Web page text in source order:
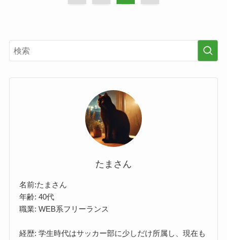
たまさん
名前:たまさん
年齢: 40代
職業: WEB系フリーランス
経歴: 学生時代はサッカー部に少しだけ所属し、現在も